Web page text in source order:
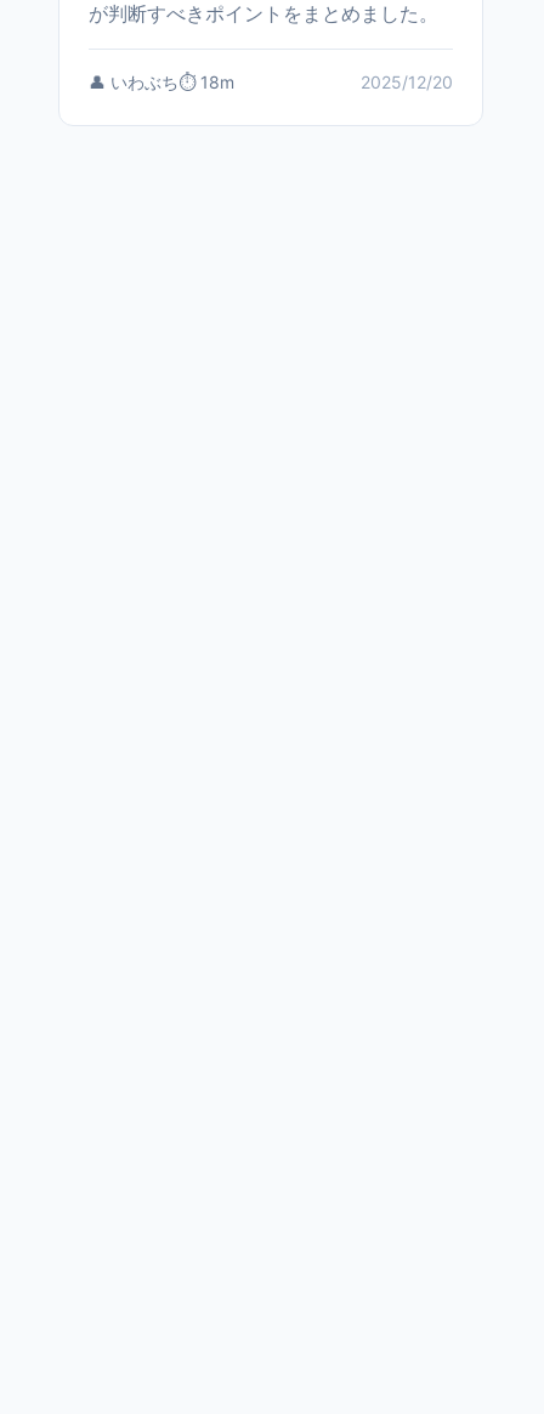
が判断すべきポイントをまとめました。
👤 いわぶち⏱️ 18m 2025/12/20